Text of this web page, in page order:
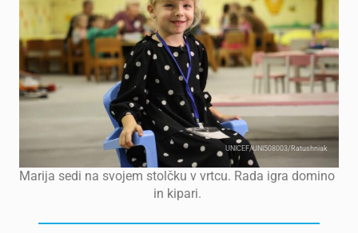
UNICEF/UNI508003/Ratushniak
Marija sedi na svojem stolčku v vrtcu. Rada igra domino
in kipari.